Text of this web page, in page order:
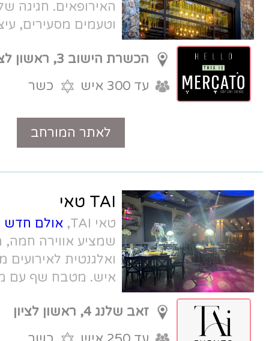
האירופאים. חגיגה של צבעים, טקסטורות
וטעמים מסעירים, עיצוב חם, קונספט של
שוק מלא שיק.
הכשרת הישוב 3, ראשון לציון
כשר
טלפון
TAI טאי
טאי TAI, אולם חדש בראשון לציוןמערב
שמציע אווירה חמה, משפחתית, מעוצבת
ואלגנטית לאירועים מ 70 איש עד 250
איש. מטבח שף עם מנות טרנדיות לצד
קלאסיקות בטעם חדשים ומעניינים.
זאב שלנג 4, ראשון לציון